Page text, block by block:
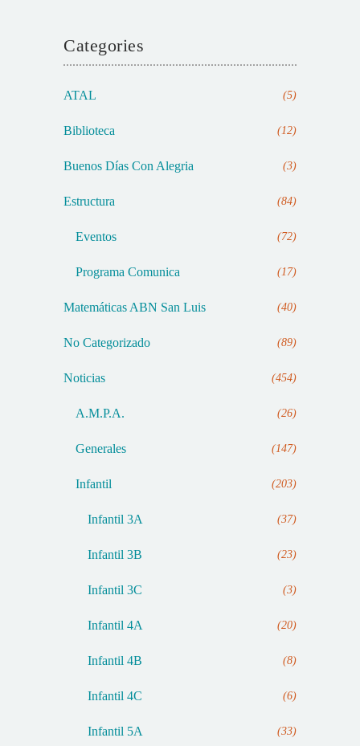
Categories
ATAL (5)
Biblioteca (12)
Buenos Días Con Alegria (3)
Estructura (84)
Eventos (72)
Programa Comunica (17)
Matemáticas ABN San Luis (40)
No Categorizado (89)
Noticias (454)
A.M.P.A. (26)
Generales (147)
Infantil (203)
Infantil 3A (37)
Infantil 3B (23)
Infantil 3C (3)
Infantil 4A (20)
Infantil 4B (8)
Infantil 4C (6)
Infantil 5A (33)